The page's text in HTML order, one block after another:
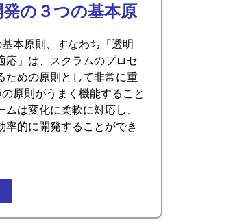
の３つの基本原
本原則、すなわち「透明
応」は、スクラムのプロセ
ための原則として非常に重
原則がうまく機能すること
は変化に柔軟に対応し、
率的に開発することができ